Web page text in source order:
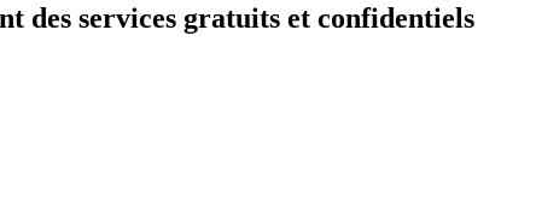
des services gratuits et confidentiels